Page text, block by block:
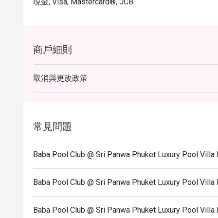
商戶細則
取消與更改政策
常見問題
Baba Pool Club @ Sri Panwa Phuket Luxury Pool
Baba Pool Club @ Sri Panwa Phuket Luxury Pool
Baba Pool Club @ Sri Panwa Phuket Luxury Pool